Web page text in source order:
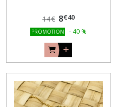
14€ 8€40
PROMOTION - 40 %